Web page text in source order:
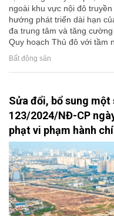
ngoài khu vực nội đô
hướng phát triển dài hạn
đa trung tâm và tăng
Quy hoạch Thủ đô với tầm
Bất động sản
Sửa đổi, bổ sung
123/2024/NĐ-CP
phạt vi phạm hành